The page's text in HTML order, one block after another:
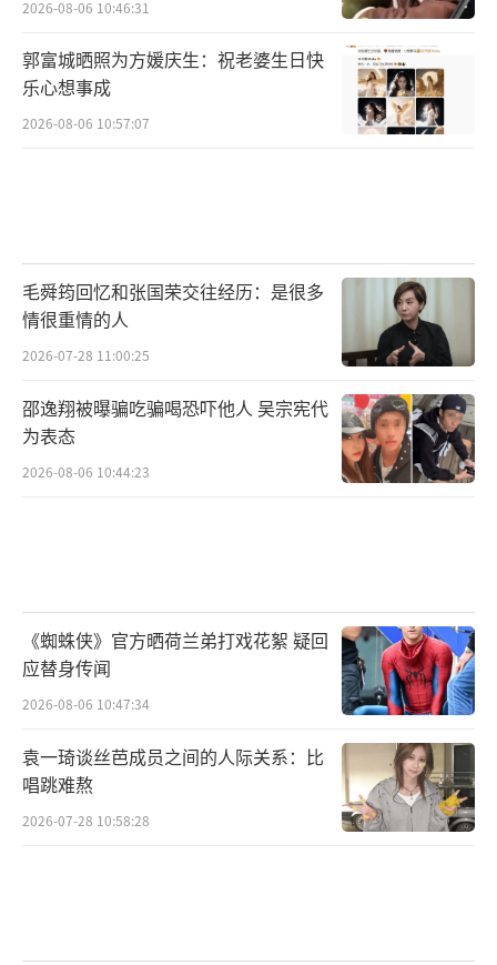
2026-08-06 10:46:31
郭富城晒照为方媛庆生：祝老婆生日快
乐心想事成
2026-08-06 10:57:07
毛舜筠回忆和张国荣交往经历：是很多
情很重情的人
2026-07-28 11:00:25
邵逸翔被曝骗吃骗喝恐吓他人 吴宗宪代
为表态
2026-08-06 10:44:23
《蜘蛛侠》官方晒荷兰弟打戏花絮 疑回
应替身传闻
2026-08-06 10:47:34
袁一琦谈丝芭成员之间的人际关系：比
唱跳难熬
2026-07-28 10:58:28